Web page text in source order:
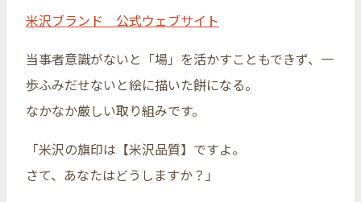
米沢ブランド 公式ウェブサイト
当事者意識がないと「場」を活かすこともできず、一
歩ふみだせないと絵に描いた餅になる。
なかなか厳しい取り組みです。
「米沢の旗印は【米沢品質】ですよ。
さて、あなたはどうしますか？」